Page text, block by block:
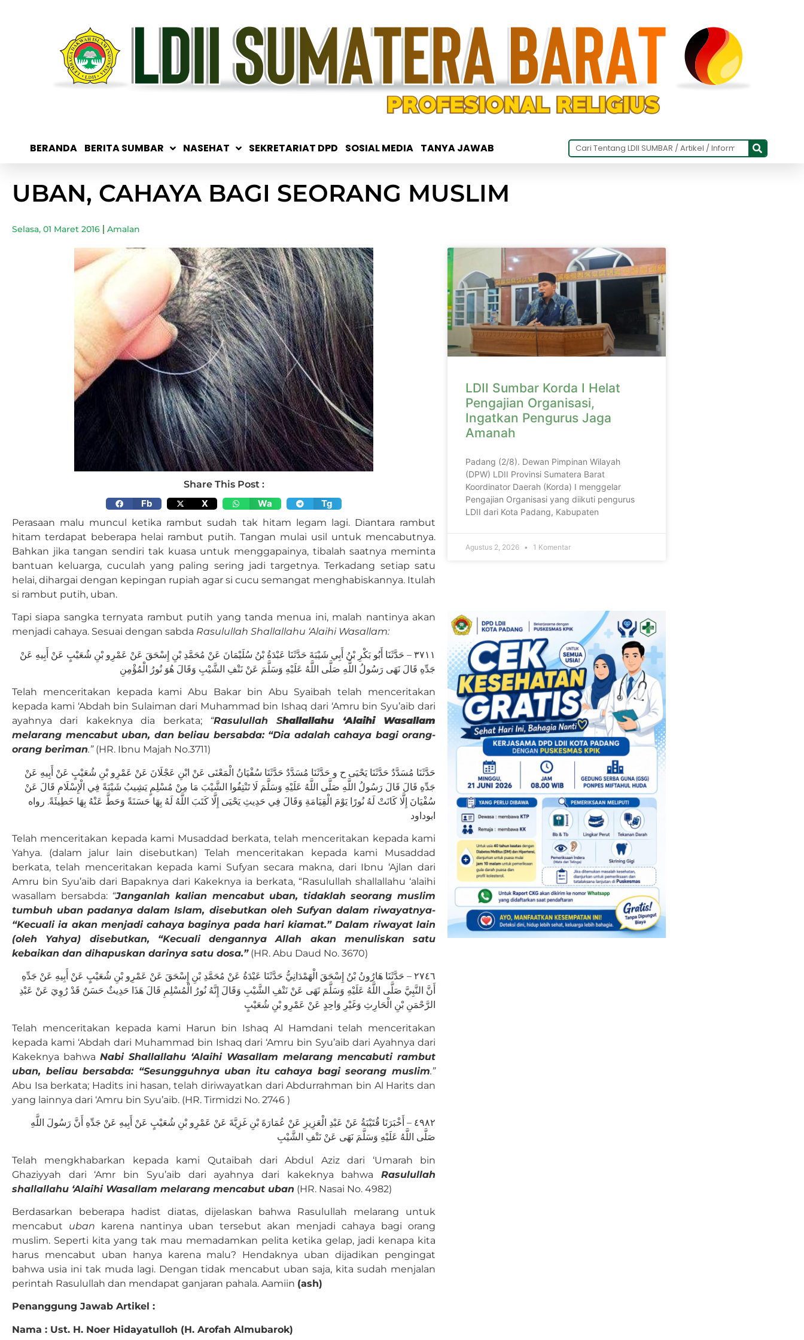
BERANDA BERITA SUMBAR NASEHAT SEKRETARIAT DPD SOSIAL MEDIA TANYA JAWAB
UBAN, CAHAYA BAGI SEORANG MUSLIM
Selasa, 01 Maret 2016 Amalan
Share This Post :
Fb
X Wa
Tg
Perasaan malu muncul ketika rambut sudah tak hitam legam lagi. Diantara rambut
hitam terdapat beberapa helai rambut putih. Tangan mulai usil untuk mencabutnya.
Bahkan jika tangan sendiri tak kuasa untuk menggapainya, tibalah saatnya meminta
bantuan keluarga, cuculah yang paling sering jadi targetnya. Terkadang setiap satu
helai, dihargai dengan kepingan rupiah agar si cucu semangat menghabiskannya. Itulah
si rambut putih, uban.
Tapi siapa sangka ternyata rambut putih yang tanda menua ini, malah nantinya akan
menjadi cahaya. Sesuai dengan sabda Rasulullah Shallallahu ‘Alaihi Wasallam:
٣٧١١ – حَدَّثَنَا أَبُو بَكْرِ بْنُ أَبِي شَيْبَةَ حَدَّثَنَا عَبْدَةُ بْنُ سُلَيْمَانَ عَنْ مُحَمَّدِ بْنِ إِسْحَقَ عَنْ عَمْرِو بْنِ شُعَيْبٍ عَنْ أَبِيهِ عَنْ
جَدِّهِ قَالَ نَهَى رَسُولُ اللَّهِ صَلَّى اللَّهُ عَلَيْهِ وَسَلَّمَ عَنْ نَتْفِ الشَّيْبِ وَقَالَ هُوَ نُورُ الْمُؤْمِنِ
Telah menceritakan kepada kami Abu Bakar bin Abu Syaibah telah menceritakan
kepada kami ‘Abdah bin Sulaiman dari Muhammad bin Ishaq dari ‘Amru bin Syu’aib dari
ayahnya dari kakeknya dia berkata; “Rasulullah Shallallahu ‘Alaihi Wasallam
melarang mencabut uban, dan beliau bersabda: “Dia adalah cahaya bagi orang-
orang beriman.”(HR. Ibnu Majah No.3711)
حَدَّثَنَا مُسَدَّدٌ حَدَّثَنَا يَحْيَى ح و حَدَّثَنَا مُسَدَّدٌ حَدَّثَنَا سُفْيَانُ الْمَعْنَى عَنْ ابْنِ عَجْلَانَ عَنْ عَمْرِو بْنِ شُعَيْبٍ عَنْ أَبِيهِ عَنْ
جَدِّهِ قَالَ قَالَ رَسُولُ اللَّهِ صَلَّى اللَّهُ عَلَيْهِ وَسَلَّمَ لَا تَنْتِفُوا الشَّيْبَ مَا مِنْ مُسْلِمٍ يَشِيبُ شَيْبَةً فِي الْإِسْلَامِ قَالَ عَنْ
سُفْيَانَ إِلَّا كَانَتْ لَهُ نُورًا يَوْمَ الْقِيَامَةِ وَقَالَ فِي حَدِيثِ يَحْيَى إِلَّا كَتَبَ اللَّهُ لَهُ بِهَا حَسَنَةً وَحَطَّ عَنْهُ بِهَا خَطِيئَةً. رواه
ابوداود
Telah menceritakan kepada kami Musaddad berkata, telah menceritakan kepada kami
Yahya. (dalam jalur lain disebutkan) Telah menceritakan kepada kami Musaddad
berkata, telah menceritakan kepada kami Sufyan secara makna, dari Ibnu ‘Ajlan dari
Amru bin Syu’aib dari Bapaknya dari Kakeknya ia berkata, “Rasulullah shallallahu ‘alaihi
wasallam bersabda: “Janganlah kalian mencabut uban, tidaklah seorang muslim
tumbuh uban padanya dalam Islam, disebutkan oleh Sufyan dalam riwayatnya-
“Kecuali ia akan menjadi cahaya baginya pada hari kiamat.” Dalam riwayat lain
(oleh Yahya) disebutkan, “Kecuali dengannya Allah akan menuliskan satu
kebaikan dan dihapuskan darinya satu dosa.”(HR. Abu Daud No. 3670)
٢٧٤٦ – حَدَّثَنَا هَارُونُ بْنُ إِسْحَقَ الْهَمْدَانِيُّ حَدَّثَنَا عَبْدَةُ عَنْ مُحَمَّدِ بْنِ إِسْحَقَ عَنْ عَمْرِو بْنِ شُعَيْبٍ عَنْ أَبِيهِ عَنْ جَدِّهِ
أَنَّ النَّبِيَّ صَلَّى اللَّهُ عَلَيْهِ وَسَلَّمَ نَهَى عَنْ نَتْفِ الشَّيْبِ وَقَالَ إِنَّهُ نُورُ الْمُسْلِمِ قَالَ هَذَا حَدِيثٌ حَسَنٌ قَدْ رُوِيَ عَنْ عَبْدِ
الرَّحْمَنِ بْنِ الْحَارِثِ وَغَيْرِ وَاحِدٍ عَنْ عَمْرِو بْنِ شُعَيْبٍ
Telah menceritakan kepada kami Harun bin Ishaq Al Hamdani telah menceritakan
kepada kami ‘Abdah dari Muhammad bin Ishaq dari ‘Amru bin Syu’aib dari Ayahnya dari
Kakeknya bahwa Nabi Shallallahu ‘Alaihi Wasallam melarang mencabuti rambut
uban, beliau bersabda: “Sesungguhnya uban itu cahaya bagi seorang muslim.”
Abu Isa berkata; Hadits ini hasan, telah diriwayatkan dari Abdurrahman bin Al Harits dan
yang lainnya dari ‘Amru bin Syu’aib. (HR. Tirmidzi No. 2746 )
٤٩٨٢ – أَخْبَرَنَا قُتَيْبَةُ عَنْ عَبْدِ الْعَزِيزِ عَنْ عُمَارَةَ بْنِ غَزِيَّةَ عَنْ عَمْرِو بْنِ شُعَيْبٍ عَنْ أَبِيهِ عَنْ جَدِّهِ أَنَّ رَسُولَ اللَّهِ
صَلَّى اللَّهُ عَلَيْهِ وَسَلَّمَ نَهَى عَنْ نَتْفِ الشَّيْبِ
Telah mengkhabarkan kepada kami Qutaibah dari Abdul Aziz dari ‘Umarah bin
Ghaziyyah dari ‘Amr bin Syu’aib dari ayahnya dari kakeknya bahwa Rasulullah
shallallahu ‘Alaihi Wasallam melarang mencabut uban (HR. Nasai No. 4982)
Berdasarkan beberapa hadist diatas, dijelaskan bahwa Rasulullah melarang untuk
mencabut uban karena nantinya uban tersebut akan menjadi cahaya bagi orang
muslim. Seperti kita yang tak mau memadamkan pelita ketika gelap, jadi kenapa kita
harus mencabut uban hanya karena malu? Hendaknya uban dijadikan pengingat
bahwa usia ini tak muda lagi. Dengan tidak mencabut uban saja, kita sudah menjalan
perintah Rasulullah dan mendapat ganjaran pahala. Aamiin (ash)
Penanggung Jawab Artikel :
Nama : Ust. H. Noer Hidayatulloh (H. Arofah Almubarok)
LDII Sumbar Korda I Helat
Pengajian Organisasi,
Ingatkan Pengurus Jaga
Amanah
Padang (2/8). Dewan Pimpinan Wilayah
(DPW) LDII Provinsi Sumatera Barat
Koordinator Daerah (Korda) I menggelar
Pengajian Organisasi yang diikuti pengurus
LDII dari Kota Padang, Kabupaten
Agustus 2, 2026 1 Komentar